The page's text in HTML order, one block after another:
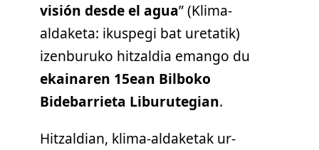
visión desde el agua” (Klima-
aldaketa: ikuspegi bat uretatik)
izenburuko hitzaldia emango du
ekainaren 15ean Bilboko
Bidebarrieta Liburutegian.
Hitzaldian, klima-aldaketak ur-